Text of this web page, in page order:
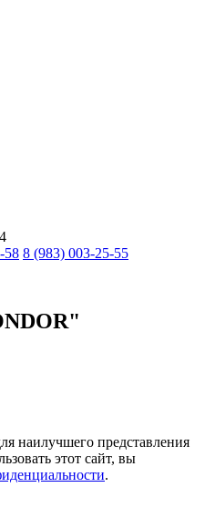
58 8 (983) 003-25-55
наилучшего представления
этот сайт, вы
.